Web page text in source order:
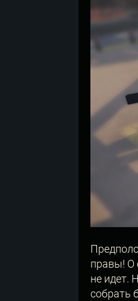
правы! О
не идет.
собрать